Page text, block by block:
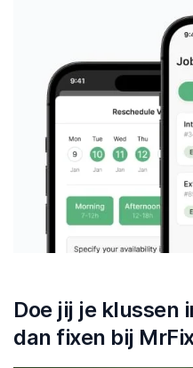
Doe jij je klussen
dan fixen bij